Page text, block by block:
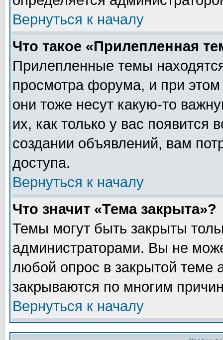
Вернуться к началу
Что такое «Прилепленная
Прилепленные темы
просмотра форума, и при
они тоже несут какую-то
их, как только у вас появится
создании объявлений, вам
доступа.
Вернуться к началу
Что значит «Тема закрыта»?
Темы могут быть закрыты
администраторами. Вы не
любой опрос в закрытой теме
закрываются по многим
Вернуться к началу